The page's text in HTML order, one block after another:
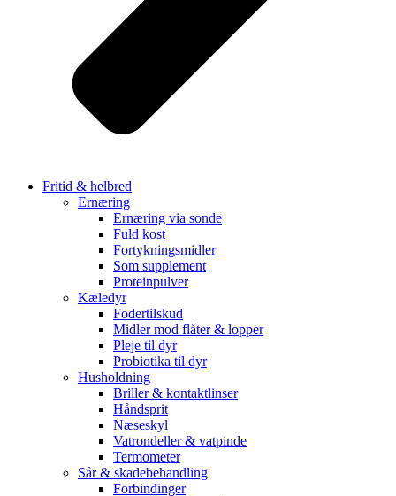
Fritid & helbred
Ernæring
Ernæring via sonde
Fuld kost
Fortykningsmidler
Som supplement
Proteinpulver
Kæledyr
Fodertilskud
Midler mod flåter & lopper
Pleje til dyr
Probiotika til dyr
Husholdning
Briller & kontaktlinser
Håndsprit
Næseskyl
Vatrondeller & vatpinde
Termometer
Sår & skadebehandling
Forbindinger